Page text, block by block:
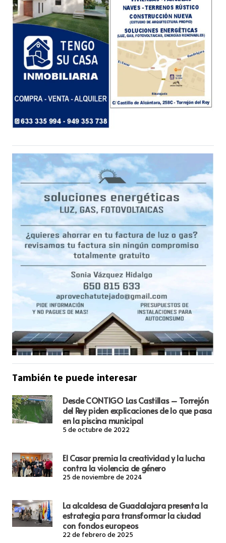
También te puede interesar
Desde CONTIGO Las Castillas – Torrejón
del Rey piden explicaciones de lo que pasa
en la piscina municipal
5 de octubre de 2022
El Casar premia la creatividad y la lucha
contra la violencia de género
25 de noviembre de 2024
La alcaldesa de Guadalajara presenta la
estrategia para transformar la ciudad
con fondos europeos
22 de febrero de 2025